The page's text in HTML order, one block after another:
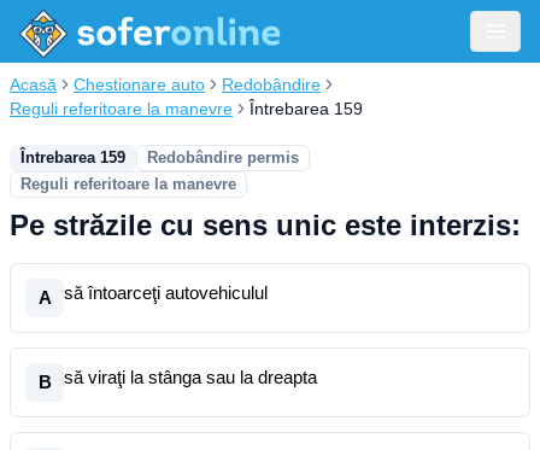
Acasă Chestionare auto
Redobândire
Reguli referitoare la manevre
Întrebarea 159
Întrebarea 159
Redobândire permis
Reguli referitoare la manevre
Pe străzile cu sens unic este interzis:
A să întoarceţi autovehiculul
B să viraţi la stânga sau la dreapta